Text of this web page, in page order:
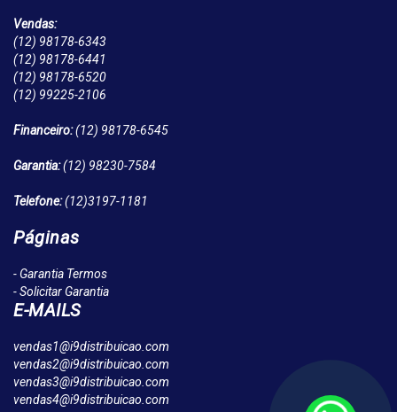
Vendas:
(12) 98178-6343
(12) 98178-6441
(12) 98178-6520
(12) 99225-2106
Financeiro:(12) 98178-6545
Garantia:(12) 98230-7584
Telefone:(12)3197-1181
Páginas
- Garantia Termos
- Solicitar Garantia
E-MAILS
vendas1@i9distribuicao.com
vendas2@i9distribuicao.com
vendas3@i9distribuicao.com
vendas4@i9distribuicao.com